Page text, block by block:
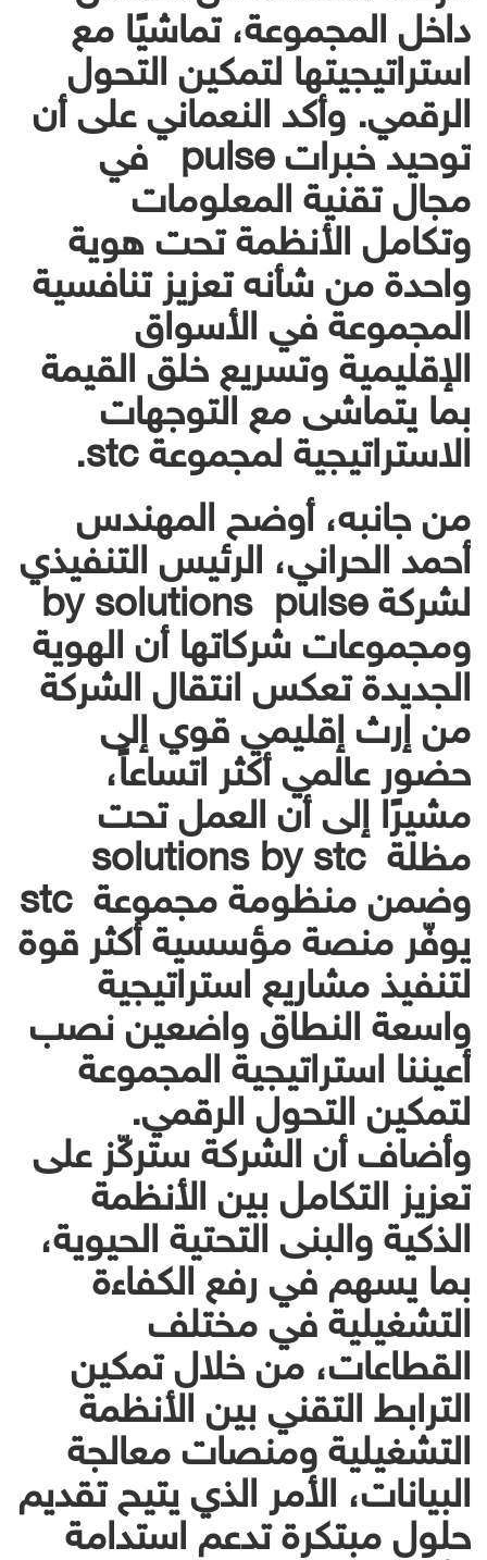
داخل المجموعة، تماشيًا مع
استراتيجيتها لتمكين التحول
الرقمي. وأكد النعماني على أن
توحيد خبرات pulse في
مجال تقنية المعلومات
وتكامل الأنظمة تحت هوية
واحدة من شأنه تعزيز تنافسية
المجموعة في الأسواق
الإقليمية وتسريع خلق القيمة
بما يتماشى مع التوجهات
الاستراتيجية لمجموعة stc.
من جانبه، أوضح المهندس
أحمد الحراني، الرئيس التنفيذي
لشركة by solutions pulse
ومجموعات شركاتها أن الهوية
الجديدة تعكس انتقال الشركة
من إرث إقليمي قوي إلى
حضور عالمي أكثر اتساعاً،
مشيرًا إلى أن العمل تحت
مظلة solutions by stc
وضمن منظومة مجموعة stc
يوفّر منصة مؤسسية أكثر قوة
لتنفيذ مشاريع استراتيجية
واسعة النطاق واضعين نصب
أعيننا استراتيجية المجموعة
لتمكين التحول الرقمي.
وأضاف أن الشركة ستركّز على
تعزيز التكامل بين الأنظمة
الذكية والبنى التحتية الحيوية،
بما يسهم في رفع الكفاءة
التشغيلية في مختلف
القطاعات، من خلال تمكين
الترابط التقني بين الأنظمة
التشغيلية ومنصات معالجة
البيانات، الأمر الذي يتيح تقديم
حلول مبتكرة تدعم استدامة